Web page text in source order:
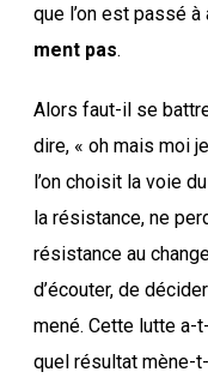
que l’on est passé à
ment pas.
Alors faut-il se
dire, « oh mais moi
l’on choisit la voie
la résistance, ne
résistance au
d’écouter, de
mené. Cette lutte a-
quel résultat mène-